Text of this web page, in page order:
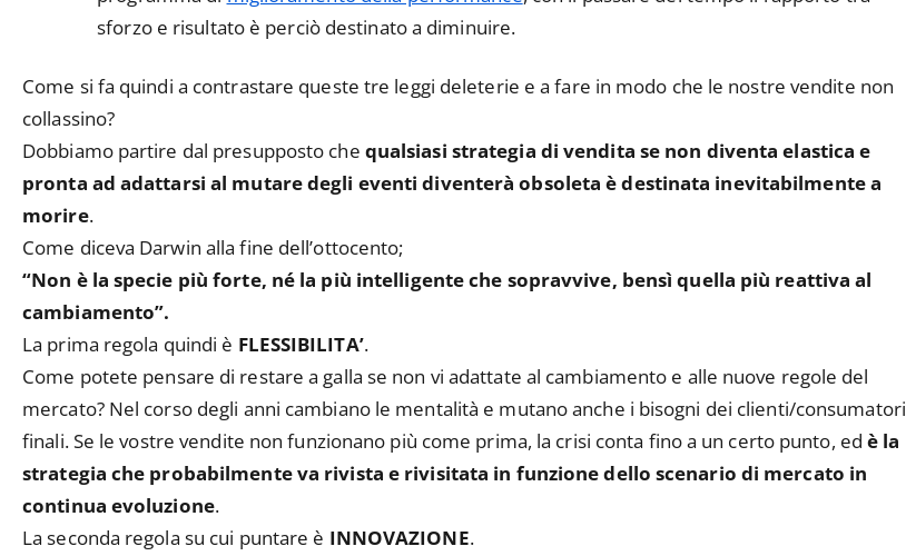
sforzo e risultato è perciò destinato a diminuire.
Come si fa quindi a contrastare queste tre leggi deleterie e a fare in modo che le nostre vendite non
collassino?
Dobbiamo partire dal presupposto che qualsiasi strategia di vendita se non diventa elastica e
pronta ad adattarsi al mutare degli eventi diventerà obsoleta è destinata inevitabilmente a
morire.
Come diceva Darwin alla fine dell’ottocento;
“Non è la specie più forte, né la più intelligente che sopravvive, bensì quella più reattiva al
cambiamento”.
La prima regola quindi è FLESSIBILITA’.
Come potete pensare di restare a galla se non vi adattate al cambiamento e alle nuove regole del
mercato? Nel corso degli anni cambiano le mentalità e mutano anche i bisogni dei clienti/consumatori
finali. Se le vostre vendite non funzionano più come prima, la crisi conta fino a un certo punto, edè la
strategia che probabilmente va rivista e rivisitata in funzione dello scenario di mercato in
continua evoluzione.
La seconda regola su cui puntare è INNOVAZIONE.